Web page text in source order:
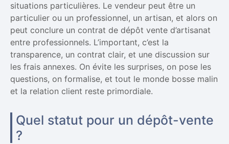
situations particulières. Le vendeur peut être un
particulier ou un professionnel, un artisan, et alors on
peut conclure un contrat de dépôt vente d’artisanat
entre professionnels. L’important, c’est la
transparence, un contrat clair, et une discussion sur
les frais annexes. On évite les surprises, on pose les
questions, on formalise, et tout le monde bosse malin
et la relation client reste primordiale.
Quel statut pour un dépôt-vente
?